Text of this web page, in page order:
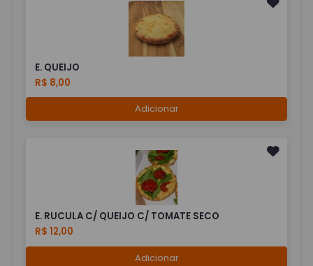
E. QUEIJO
R$ 8,00
Adicionar
E. RUCULA C/ QUEIJO C/ TOMATE SECO
R$ 12,00
Adicionar